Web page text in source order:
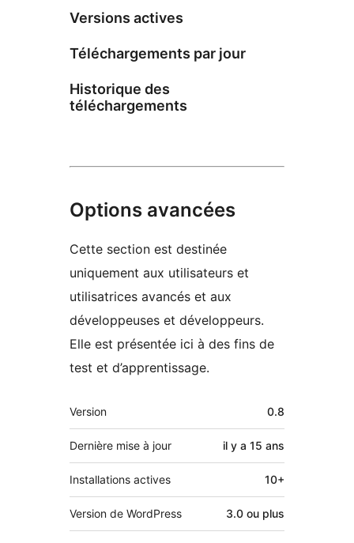
Versions actives
Téléchargements par jour
Historique des
téléchargements
Options avancées
Cette section est destinée
uniquement aux utilisateurs et
utilisatrices avancés et aux
développeuses et développeurs.
Elle est présentée ici à des fins de
test et d’apprentissage.
Méta
Version 0.8
Dernière mise à jour il y a 15 ans
Installations actives 10+
Version de WordPress 3.0 ou plus